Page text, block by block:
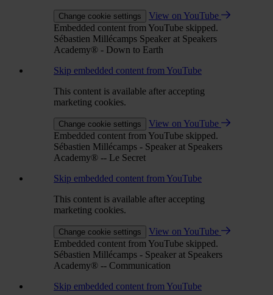
Change cookie settings
View on YouTube
Embedded content from YouTube skipped.
Sébastien Millécamps Speaker at Speakers
Academy® - Down to Earth
Skip embedded content from YouTube
This content is available after accepting
marketing cookies.
Change cookie settings
View on YouTube
Embedded content from YouTube skipped.
Sébastien Millécamps - Speaker at Speakers
Academy® -- Le Secret
Skip embedded content from YouTube
This content is available after accepting
marketing cookies.
Change cookie settings
View on YouTube
Embedded content from YouTube skipped.
Sébastien Millécamps - Speaker at Speakers
Academy® -- Communication
Skip embedded content from YouTube